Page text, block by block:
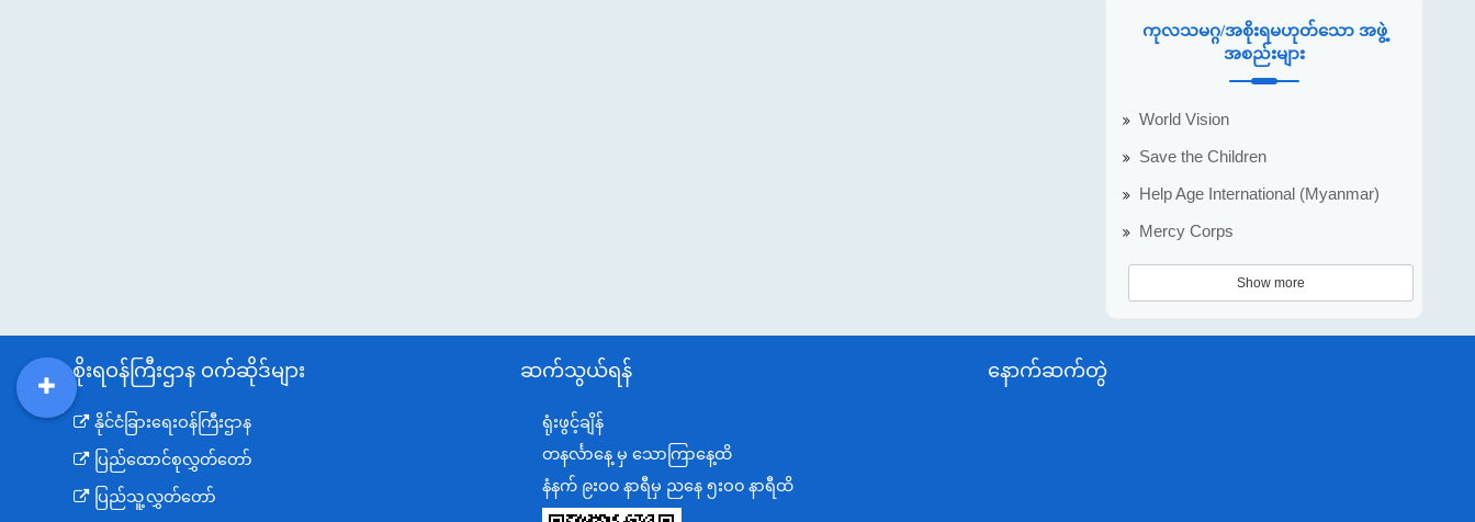
ကုလသမဂ္ဂ/အစိုးရမဟုတ်သော အဖွဲ့
အစည်းများ
World Vision
Save the Children
Help Age International (Myanmar)
Mercy Corps
Show more
အစိုးရဝန်ကြီးဌာန ဝက်ဆိုဒ်များ
နိုင်ငံခြားရေးဝန်ကြီးဌာန
ပြည်ထောင်စုလွှတ်တော်
ပြည်သူ့လွှတ်တော်
ဆက်သွယ်ရန်
ရုံးဖွင့်ချိန်
တနင်္လာနေ့ မှ သောကြာနေ့ထိ
နံနက် ၉းဝ၀ နာရီမှ ညနေ ၅းဝ၀ နာရီထိ
နောက်ဆက်တွဲ
DDM